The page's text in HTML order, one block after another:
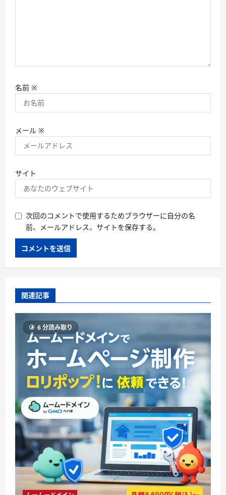
名前 ※
メール ※
サイト
次回のコメントで使用するためブラウザーに自分の名
前、メールアドレス、サイトを保存する。
関連記事
6 分読み取り